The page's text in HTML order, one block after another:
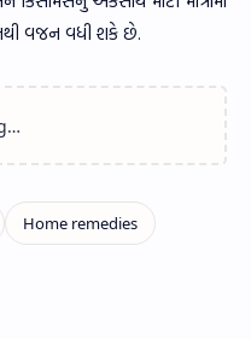
વજન વધી શકે છે.